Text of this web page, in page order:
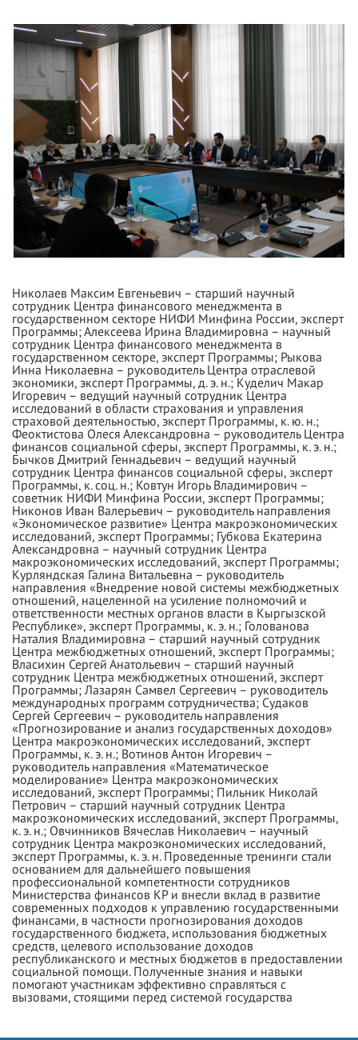
Николаев Максим Евгеньевич – старший научный
сотрудник Центра финансового менеджмента в
государственном секторе НИФИ Минфина России, эксперт
Программы; Алексеева Ирина Владимировна – научный
сотрудник Центра финансового менеджмента в
государственном секторе, эксперт Программы; Рыкова
Инна Николаевна – руководитель Центра отраслевой
экономики, эксперт Программы, д. э. н.; Куделич Макар
Игоревич – ведущий научный сотрудник Центра
исследований в области страхования и управления
страховой деятельностью, эксперт Программы, к. ю. н.;
Феоктистова Олеся Александровна – руководитель Центра
финансов социальной сферы, эксперт Программы, к. э. н.;
Бычков Дмитрий Геннадьевич – ведущий научный
сотрудник Центра финансов социальной сферы, эксперт
Программы, к. соц. н.; Ковтун Игорь Владимирович –
советник НИФИ Минфина России, эксперт Программы;
Никонов Иван Валерьевич – руководитель направления
«Экономическое развитие» Центра макроэкономических
исследований, эксперт Программы; Губкова Екатерина
Александровна – научный сотрудник Центра
макроэкономических исследований, эксперт Программы;
Курляндская Галина Витальевна – руководитель
направления «Внедрение новой системы межбюджетных
отношений, нацеленной на усиление полномочий и
ответственности местных органов власти в Кыргызской
Республике», эксперт Программы, к. э. н.; Голованова
Наталия Владимировна – старший научный сотрудник
Центра межбюджетных отношений, эксперт Программы;
Власихин Сергей Анатольевич – старший научный
сотрудник Центра межбюджетных отношений, эксперт
Программы; Лазарян Самвел Сергеевич – руководитель
международных программ сотрудничества; Судаков
Сергей Сергеевич – руководитель направления
«Прогнозирование и анализ государственных доходов»
Центра макроэкономических исследований, эксперт
Программы, к. э. н.; Вотинов Антон Игоревич –
руководитель направления «Математическое
моделирование» Центра макроэкономических
исследований, эксперт Программы; Пильник Николай
Петрович – старший научный сотрудник Центра
макроэкономических исследований, эксперт Программы,
к. э. н.; Овчинников Вячеслав Николаевич – научный
сотрудник Центра макроэкономических исследований,
эксперт Программы, к. э. н. Проведенные тренинги стали
основанием для дальнейшего повышения
профессиональной компетентности сотрудников
Министерства финансов КР и внесли вклад в развитие
современных подходов к управлению государственными
финансами, в частности прогнозирования доходов
государственного бюджета, использования бюджетных
средств, целевого использование доходов
республиканского и местных бюджетов в предоставлении
социальной помощи. Полученные знания и навыки
помогают участникам эффективно справляться с
вызовами, стоящими перед системой государства